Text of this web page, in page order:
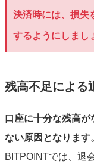
決済時には、損失
するようにしまし
残高不足による
口座に十分な残高
ない原因となります
BITPOINTでは、退